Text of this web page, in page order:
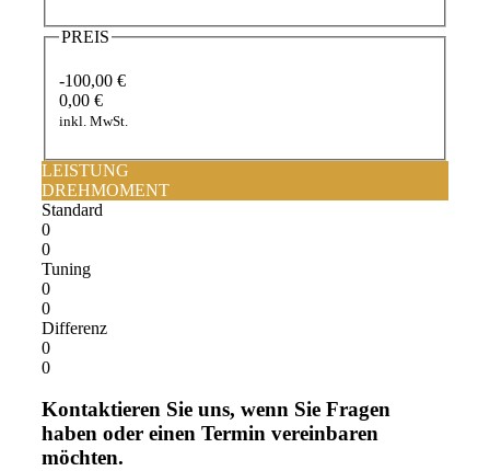
PREIS
-100,00 €
0,00 €
inkl. MwSt.
LEISTUNG
DREHMOMENT
Standard
0
0
Tuning
0
0
Differenz
0
0
Kontaktieren Sie uns, wenn Sie Fragen
haben oder einen Termin vereinbaren
möchten.